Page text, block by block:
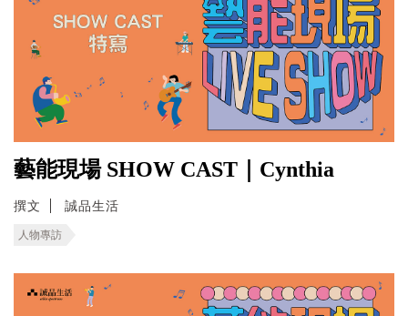
藝能現場 SHOW CAST｜Cynthia
撰文 誠品生活
人物專訪